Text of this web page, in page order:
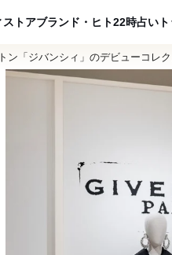
ストアブランド・ヒト22時占い
ン「ジバンシィ」のデビューコレ